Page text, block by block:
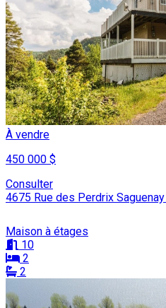
À vendre
450 000 $
Consulter
4675 Rue des Perdrix
Maison à étages
10
2
2